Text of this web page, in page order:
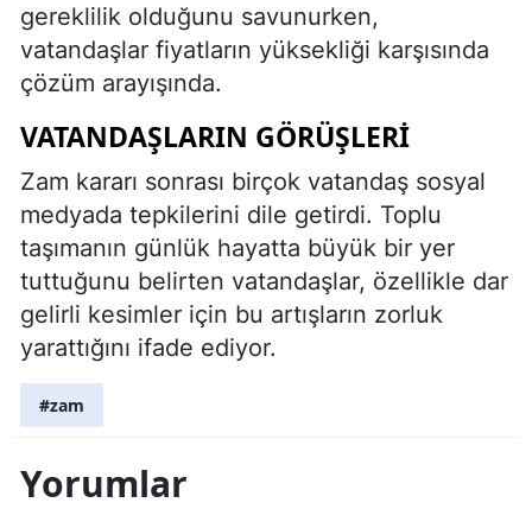
gereklilik olduğunu savunurken,
vatandaşlar fiyatların yüksekliği karşısında
çözüm arayışında.
VATANDAŞLARIN GÖRÜŞLERI
Zam kararı sonrası birçok vatandaş sosyal
medyada tepkilerini dile getirdi. Toplu
taşımanın günlük hayatta büyük bir yer
tuttuğunu belirten vatandaşlar, özellikle dar
gelirli kesimler için bu artışların zorluk
yarattığını ifade ediyor.
#zam
Yorumlar